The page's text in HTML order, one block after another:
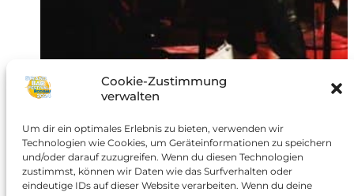
Cookie-Zustimmung
verwalten
Um dir ein optimales Erlebnis zu bieten, verwenden wir
Technologien wie Cookies, um Geräteinformationen zu speichern
und/oder darauf zuzugreifen. Wenn du diesen Technologien
zustimmst, können wir Daten wie das Surfverhalten oder
eindeutige IDs auf dieser Website verarbeiten. Wenn du deine